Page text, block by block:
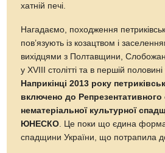
хатній печі.
Нагадаємо, походження
пов’язують із козацтвом і
вихідцями з Полтавщини,
у XVIII столітті та в першій половині
Наприкінці 2013 року
включено до Репрезентативного
нематеріальної культурної
ЮНЕСКО. Це поки що єдина форма
спадщини України, що потрапила